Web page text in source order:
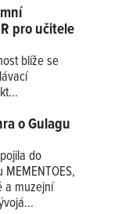
pro učitele
blíže se
o Gulagu
do
a muzejní